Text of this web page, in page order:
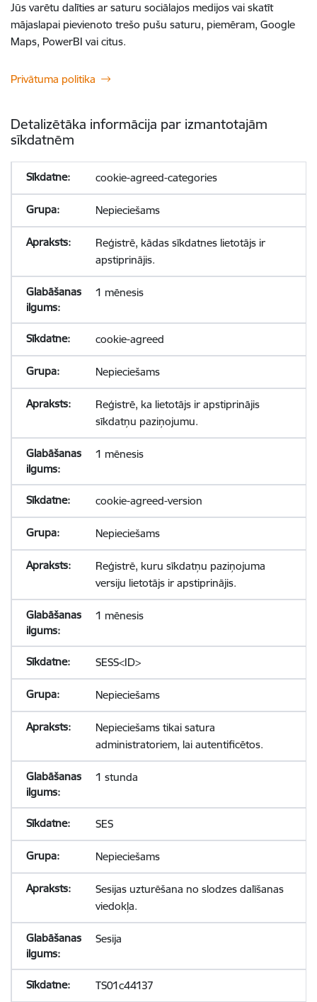
Jūs varētu dalīties ar saturu sociālajos medijos vai skatīt
mājaslapai pievienoto trešo pušu saturu, piemēram, Google
Maps, PowerBI vai citus.
Privātuma politika
Detalizētāka informācija par izmantotajām
sīkdatnēm
cookie-agreed-categories
Nepieciešams
Reģistrē, kādas sīkdatnes lietotājs ir
apstiprinājis.
1 mēnesis
cookie-agreed
Nepieciešams
Reģistrē, ka lietotājs ir apstiprinājis
sīkdatņu paziņojumu.
1 mēnesis
cookie-agreed-version
Nepieciešams
Reģistrē, kuru sīkdatņu paziņojuma
versiju lietotājs ir apstiprinājis.
1 mēnesis
SESS<ID>
Nepieciešams
Nepieciešams tikai satura
administratoriem, lai autentificētos.
1 stunda
SES
Nepieciešams
Sesijas uzturēšana no slodzes dalīšanas
viedokļa.
Sesija
TS01c44137